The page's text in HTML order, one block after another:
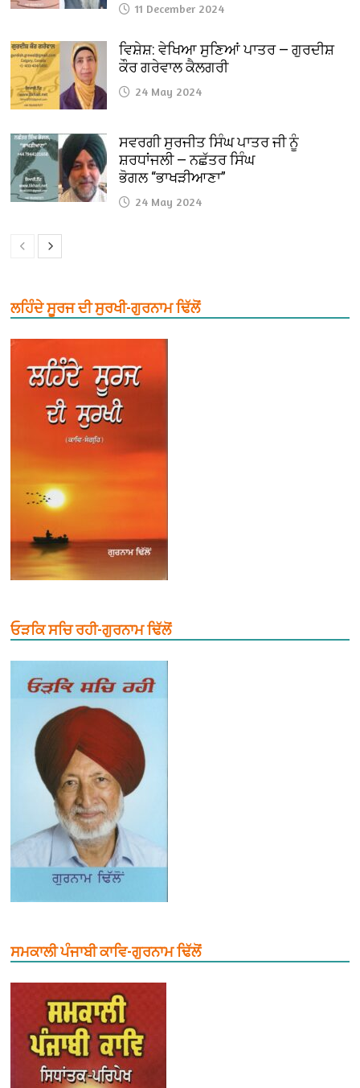
11 December 2024
ਵਿਸ਼ੇਸ਼: ਵੇਖਿਆ ਸੁਣਿਆਂ ਪਾਤਰ — ਗੁਰਦੀਸ਼
ਕੌਰ ਗਰੇਵਾਲ ਕੈਲਗਰੀ
24 May 2024
ਸਵਰਗੀ ਸੁਰਜੀਤ ਸਿੰਘ ਪਾਤਰ ਜੀ ਨੂੰ
ਸ਼ਰਧਾਂਜਲੀ — ਨਛੱਤਰ ਸਿੰਘ
ਭੋਗਲ “ਭਾਖੜੀਆਣਾ”
24 May 2024
ਲਹਿੰਦੇ ਸੂਰਜ ਦੀ ਸੁਰਖੀ-ਗੁਰਨਾਮ ਢਿੱਲੋਂ
ਓੜਕਿ ਸਚਿ ਰਹੀ-ਗੁਰਨਾਮ ਢਿੱਲੋਂ
ਸਮਕਾਲੀ ਪੰਜਾਬੀ ਕਾਵਿ-ਗੁਰਨਾਮ ਢਿੱਲੋਂ